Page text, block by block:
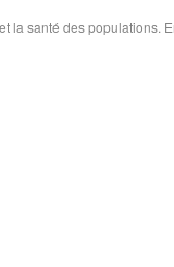
la santé des populations.